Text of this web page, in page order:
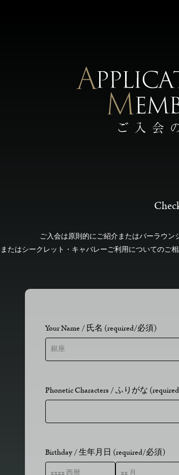
ご入会は原則的にご紹介またはバーラウ
たはシークレット・キャバレーご利用についてのご
Your Name / 氏名 (required/必須)
Phonetic Characters / ふりがな
Birthday / 生年月日 (required/必須)